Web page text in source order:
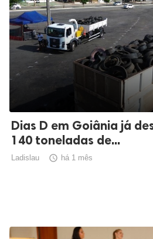
Dias D em Goiânia já
140 toneladas de...
Ladislau  há 1 mês